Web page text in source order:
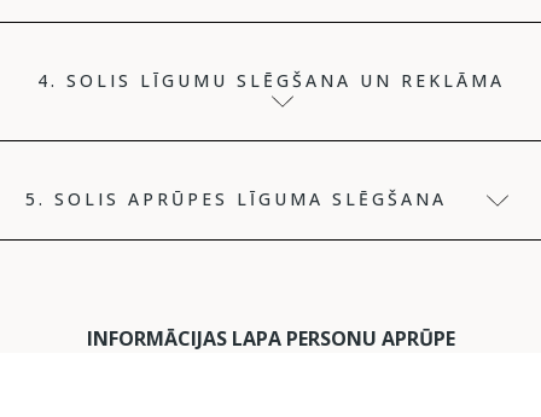
4. SOLIS LĪGUMU SLĒGŠANA UN REKLĀMA
5. SOLIS APRŪPES LĪGUMA SLĒGŠANA
INFORMĀCIJAS LAPA PERSONU APRŪPE